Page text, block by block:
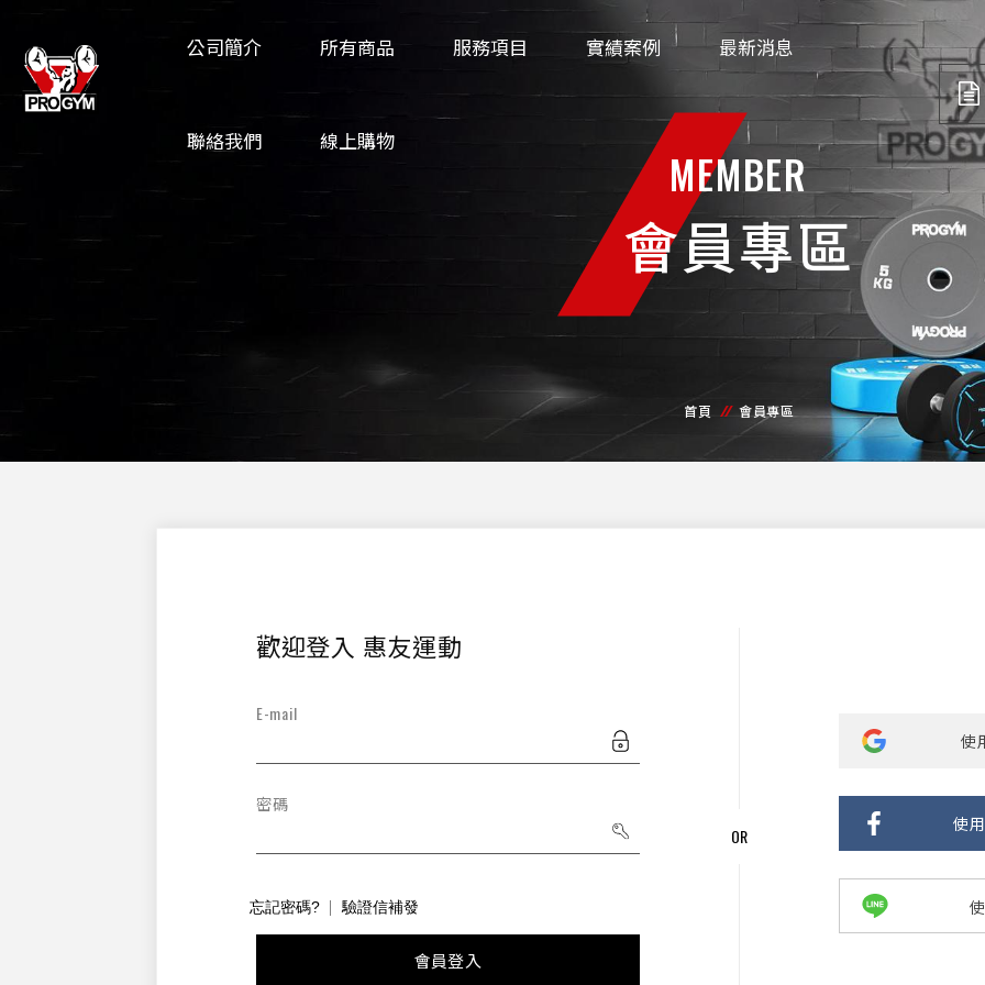
公司簡介 所有商品 服務項目 實績案例 最新消息
聯絡我們 線上購物
MEMBER
會員專區
首頁 會員專區
歡迎登入 惠友運動
E-mail
密碼
忘記密碼? 驗證信補發
會員登入
使
使